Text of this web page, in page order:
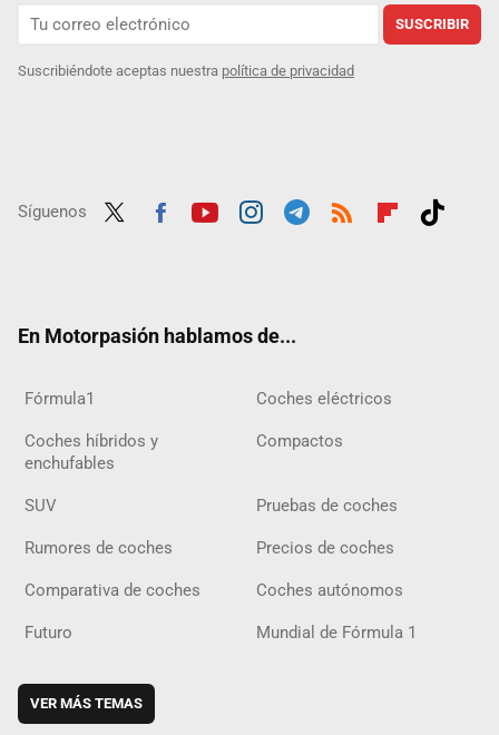
SUSCRIBIR
Suscribiéndote aceptas nuestra política de privacidad
Síguenos
En Motorpasión hablamos de...
Fórmula1 Coches eléctricos
Coches híbridos y
enchufables
Compactos
SUV Pruebas de coches
Rumores de coches Precios de coches
Comparativa de coches Coches autónomos
Futuro Mundial de Fórmula 1
VER MÁS TEMAS